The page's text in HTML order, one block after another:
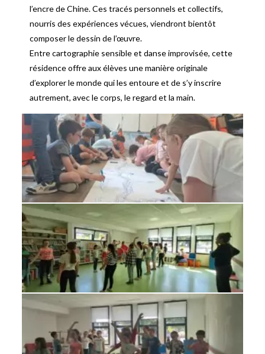
l’encre de Chine. Ces tracés personnels et collectifs,
nourris des expériences vécues, viendront bientôt
composer le dessin de l’œuvre.
Entre cartographie sensible et danse improvisée, cette
résidence offre aux élèves une manière originale
d’explorer le monde qui les entoure et de s’y inscrire
autrement, avec le corps, le regard et la main.